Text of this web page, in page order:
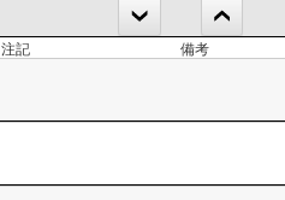
注記 備考